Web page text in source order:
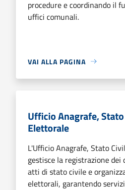
procedure e coordinando il
uffici comunali.
VAI ALLA PAGINA
Ufficio Anagrafe,
Elettorale
L'Ufficio Anagrafe, Stato
gestisce la registrazione dei
atti di stato civile e
elettorali, garantendo